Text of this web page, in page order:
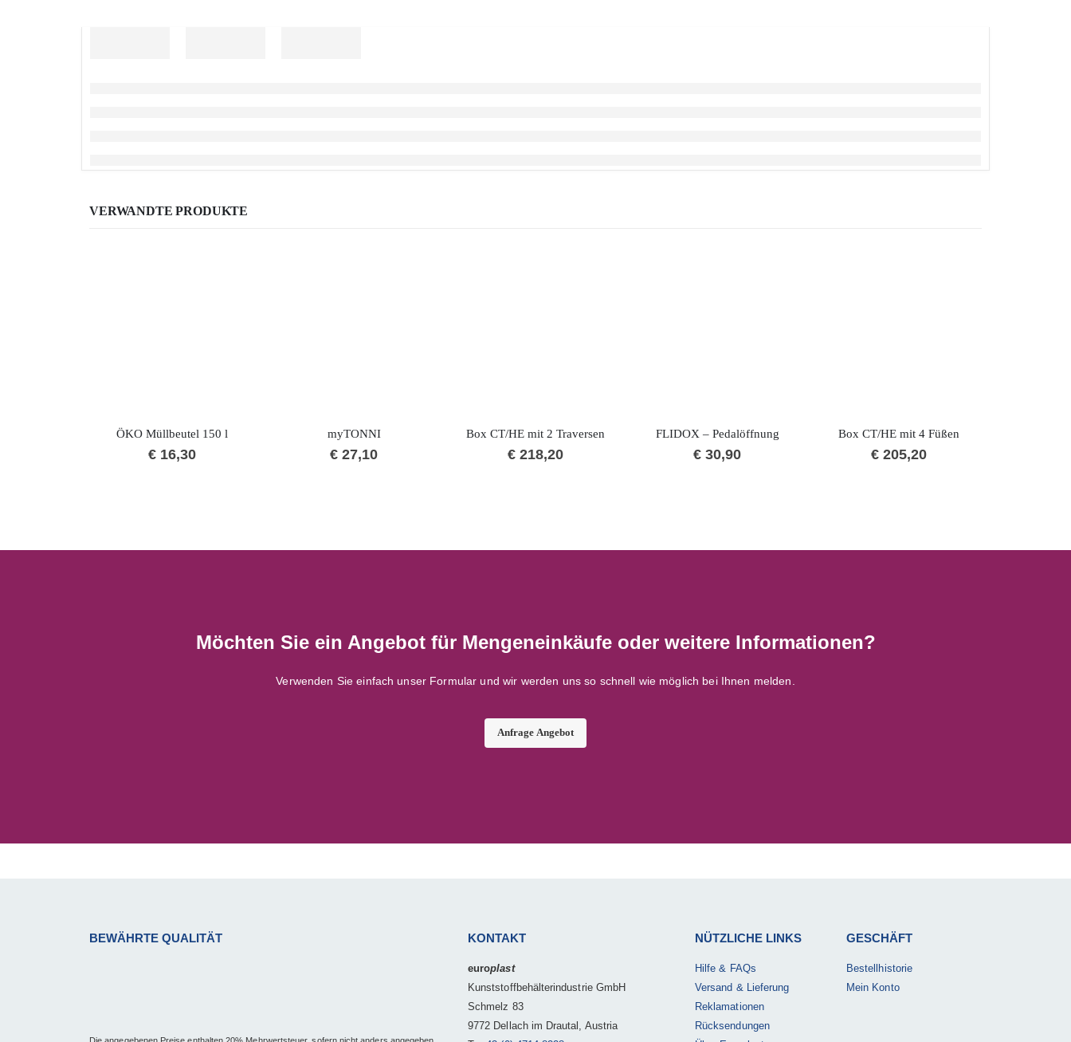
VERWANDTE PRODUKTE
ÖKO Müllbeutel 150 l
€ 16,30
myTONNI
€ 27,10
Box CT/HE mit 2 Traversen
€ 218,20
FLIDOX – Pedalöffnung
€ 30,90
Box CT/HE mit 4 Füßen
€ 205,20
Möchten Sie ein Angebot für Mengeneinkäufe oder weitere Informationen?
Verwenden Sie einfach unser Formular und wir werden uns so schnell wie möglich bei Ihnen melden.
Anfrage Angebot
BEWÄHRTE QUALITÄT KONTAKT
europlast
Kunststoffbehälterindustrie GmbH
Schmelz 83
9772 Dellach im Drautal, Austria
NÜTZLICHE LINKS
Hilfe & FAQs
Versand & Lieferung
Reklamationen
Rücksendungen
GESCHÄFT
Bestellhistorie
Mein Konto